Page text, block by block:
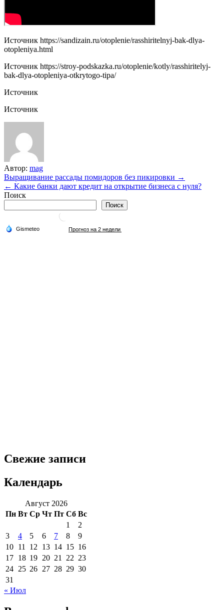
Источник https://sandizain.ru/otoplenie/rasshiritelnyj-bak-dlya-
otopleniya.html
Источник https://stroy-podskazka.ru/otoplenie/kotly/rasshiritelyj-
bak-dlya-otopleniya-otkrytogo-tipa/
Источник
Источник
Автор: mag
Навигация
по
Выращивание рассады помидоров без пикировки →
← Какие банки дают кредит на открытие бизнеса с нуля?
Поиск
Поиск
Свежие записи
Календарь
Август 2026
Пн Вт Ср Чт Пт Сб Вс
1
2
3
4 5 6 7 8
9
10 11 12 13 14 15 16
17 18 19 20 21 22 23
24 25 26 27 28 29 30
31
« Июл